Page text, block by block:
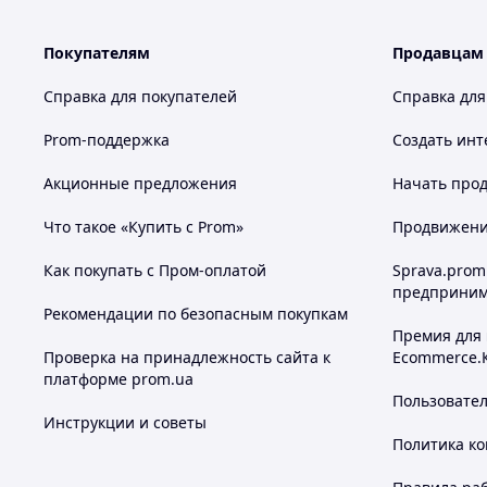
Покупателям
Справка для покупателей
Prom-поддержка
Акционные предложения
Что такое «Купить с Prom»
Как покупать с Пром-оплатой
Рекомендации по безопасным покупкам
Проверка на принадлежность сайта к
платформе prom.ua
Инструкции и советы
Продавцам
Справка
Создать
Начать
Премия для
Политика